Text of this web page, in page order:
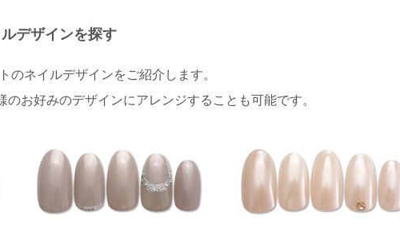
デザインを探す
のネイルデザインをご紹介します。
お好みのデザインにアレンジすることも可能です。